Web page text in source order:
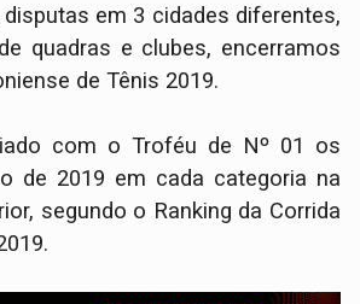
em 3 cidades diferentes,
quadras e clubes, encerramos
de Tênis 2019.
com o Troféu de Nº 01 os
de 2019 em cada categoria na
segundo o Ranking da Corrida